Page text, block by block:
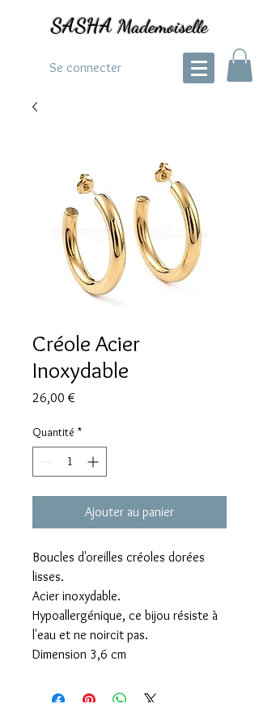
SASHA Mademoiselle
Se connecter
Créole Acier
Inoxydable
26,00 €
Quantité *
Ajouter au panier
Boucles d'oreilles créoles dorées
lisses.
Acier inoxydable.
Hypoallergénique, ce bijou résiste à
l'eau et ne noircit pas.
Dimension 3,6 cm